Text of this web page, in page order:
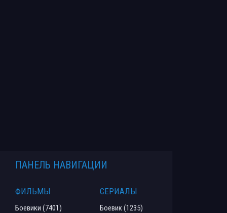
ПАНЕЛЬ НАВИГАЦИИ
ФИЛЬМЫ
Боевики (7401)
СЕРИАЛЫ
Боевик (1235)